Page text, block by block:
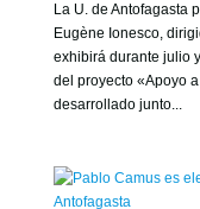
La U. de Antofagasta
Eugène Ionesco,
exhibirá durante julio
del proyecto «Apoyo
desarrollado junto...